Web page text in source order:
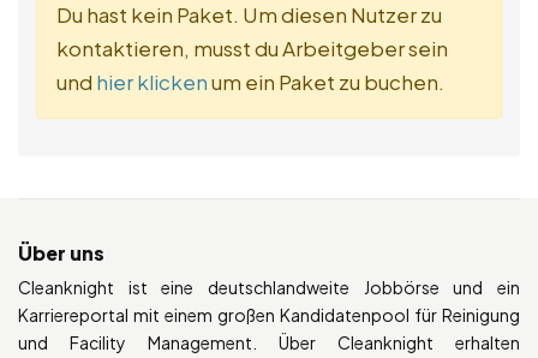
Du hast kein Paket. Um diesen Nutzer zu
kontaktieren, musst du Arbeitgeber sein
und hier klickenum ein Paket zu buchen.
Über uns
Cleanknight ist eine deutschlandweite Jobbörse und ein
Karriereportal mit einem großen Kandidatenpool für Reinigung
und Facility Management. Über Cleanknight erhalten